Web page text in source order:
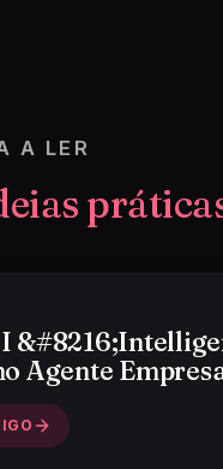
A LER
Agente